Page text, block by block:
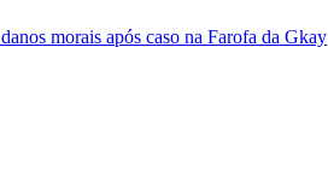
morais após caso na Farofa da Gkay